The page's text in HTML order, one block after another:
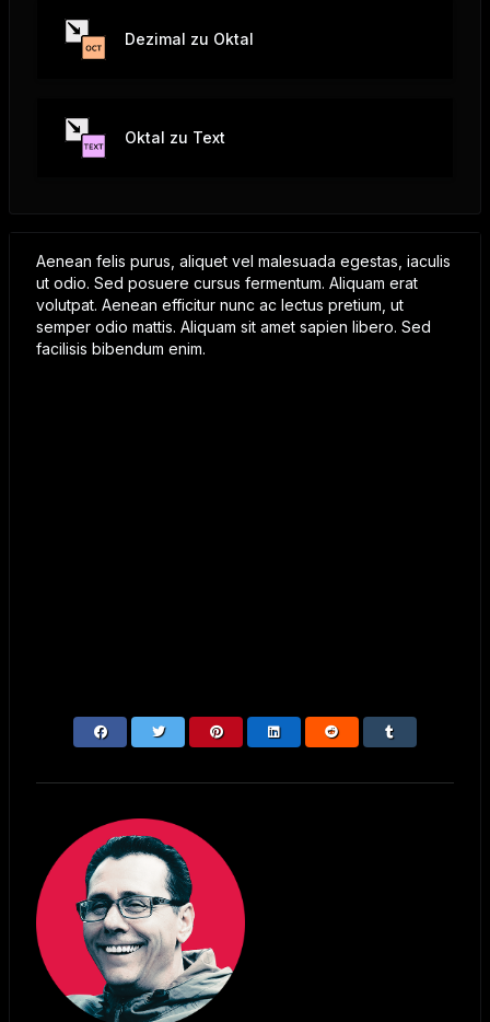
Dezimal zu Oktal
Oktal zu Text
Aenean felis purus, aliquet vel malesuada egestas, iaculis
ut odio. Sed posuere cursus fermentum. Aliquam erat
volutpat. Aenean efficitur nunc ac lectus pretium, ut
semper odio mattis. Aliquam sit amet sapien libero. Sed
facilisis bibendum enim.